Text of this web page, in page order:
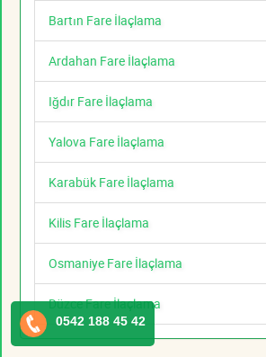
Bartın Fare İlaçlama
Ardahan Fare İlaçlama
Iğdır Fare İlaçlama
Yalova Fare İlaçlama
Karabük Fare İlaçlama
Kilis Fare İlaçlama
Osmaniye Fare İlaçlama
Düzce Fare İlaçlama
0542 188 45 42